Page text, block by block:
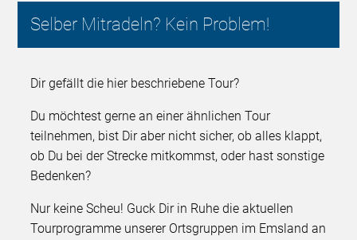
Selber Mitradeln? Kein Problem!
Dir gefällt die hier beschriebene Tour?
Du möchtest gerne an einer ähnlichen Tour
teilnehmen, bist Dir aber nicht sicher, ob alles klappt,
ob Du bei der Strecke mitkommst, oder hast sonstige
Bedenken?
Nur keine Scheu! Guck Dir in Ruhe die aktuellen
Tourprogramme unserer Ortsgruppen im Emsland an